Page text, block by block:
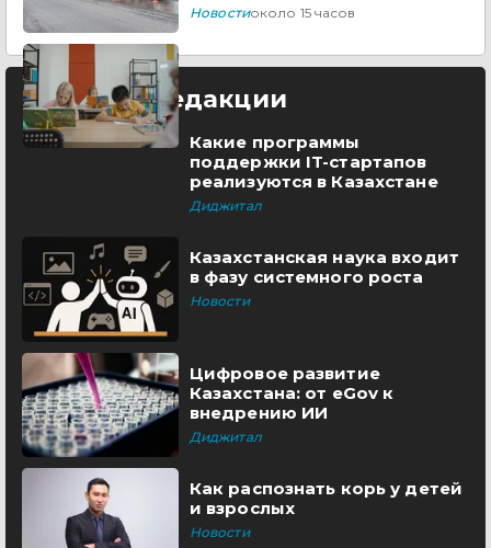
Казахстане
Новостиоколо 15 часов
Выбор редакции
Какие программы
поддержки IT-стартапов
реализуются в Казахстане
Диджитал
Казахстанская наука входит
в фазу системного роста
Новости
Цифровое развитие
Казахстана: от eGov к
внедрению ИИ
Диджитал
Как распознать корь у детей
и взрослых
Новости